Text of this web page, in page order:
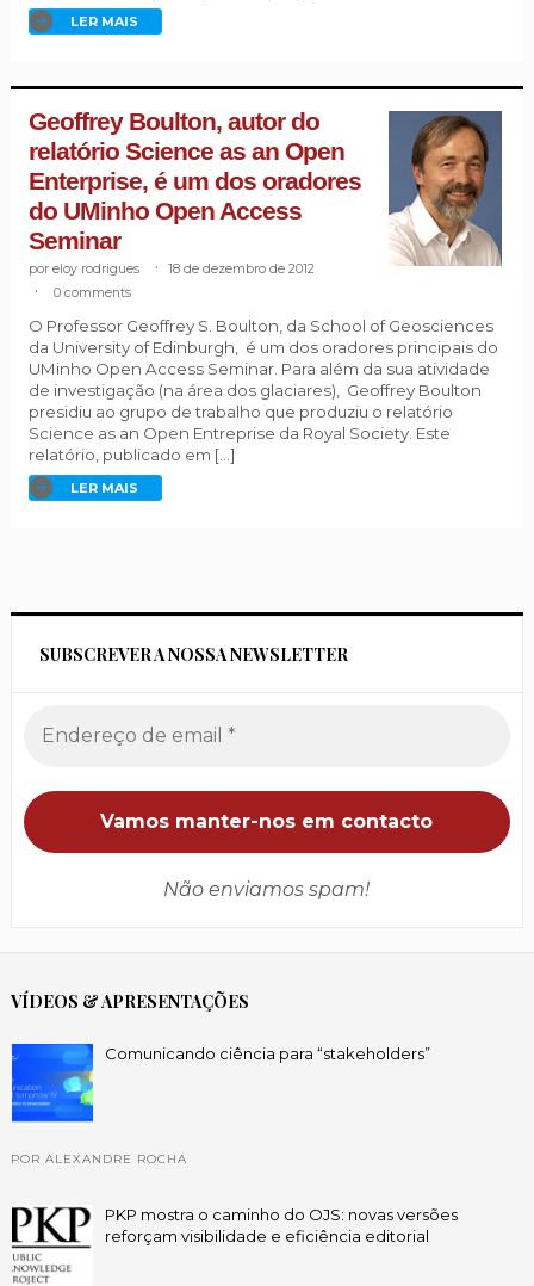
LER MAIS
Geoffrey Boulton, autor do
relatório Science as an Open
Enterprise, é um dos oradores
do UMinho Open Access
Seminar
eloy rodrigues.
18 de dezembro de 2012
0 comments
O Professor Geoffrey S. Boulton, da School of Geosciences
da University of Edinburgh, é um dos oradores principais do
UMinho Open Access Seminar. Para além da sua atividade
de investigação (na área dos glaciares), Geoffrey Boulton
presidiu ao grupo de trabalho que produziu o relatório
Science as an Open Entreprise da Royal Society. Este
relatório, publicado em […]
LER MAIS
SUBSCREVER A NOSSA NEWSLETTER
Não enviamos spam!
VÍDEOS & APRESENTAÇÕES
Comunicando ciência para “stakeholders”
POR ALEXANDRE ROCHA
PKP mostra o caminho do OJS: novas versões
reforçam visibilidade e eficiência editorial